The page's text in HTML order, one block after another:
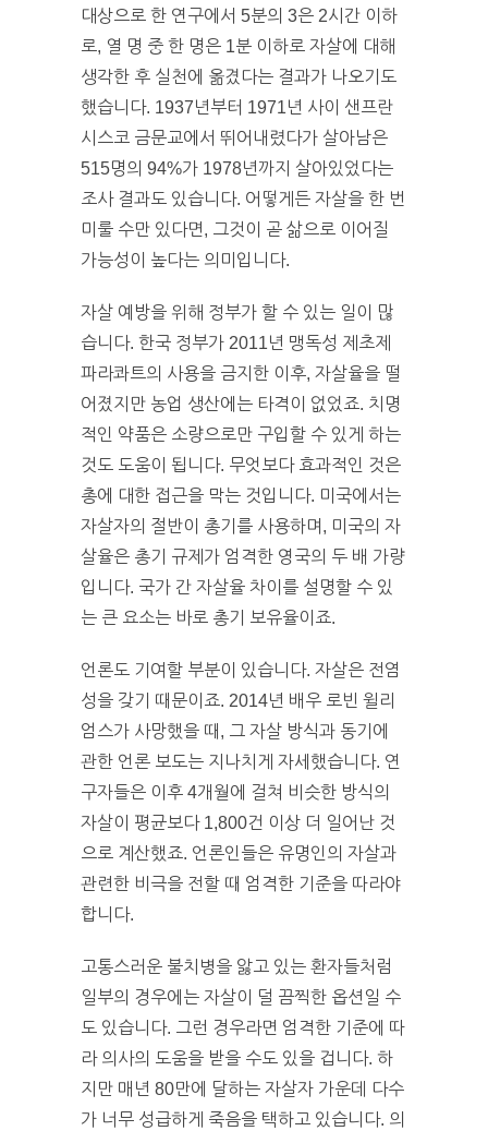
대상으로 한 연구에서 5분의 3은 2시간 이하
로, 열 명 중 한 명은 1분 이하로 자살에 대해
생각한 후 실천에 옮겼다는 결과가 나오기도
했습니다. 1937년부터 1971년 사이 샌프란
시스코 금문교에서 뛰어내렸다가 살아남은
515명의 94%가 1978년까지 살아있었다는
조사 결과도 있습니다. 어떻게든 자살을 한 번
미룰 수만 있다면, 그것이 곧 삶으로 이어질
가능성이 높다는 의미입니다.
자살 예방을 위해 정부가 할 수 있는 일이 많
습니다. 한국 정부가 2011년 맹독성 제초제
파라콰트의 사용을 금지한 이후, 자살율을 떨
어졌지만 농업 생산에는 타격이 없었죠. 치명
적인 약품은 소량으로만 구입할 수 있게 하는
것도 도움이 됩니다. 무엇보다 효과적인 것은
총에 대한 접근을 막는 것입니다. 미국에서는
자살자의 절반이 총기를 사용하며, 미국의 자
살율은 총기 규제가 엄격한 영국의 두 배 가량
입니다. 국가 간 자살율 차이를 설명할 수 있
는 큰 요소는 바로 총기 보유율이죠.
언론도 기여할 부분이 있습니다. 자살은 전염
성을 갖기 때문이죠. 2014년 배우 로빈 윌리
엄스가 사망했을 때, 그 자살 방식과 동기에
관한 언론 보도는 지나치게 자세했습니다. 연
구자들은 이후 4개월에 걸쳐 비슷한 방식의
자살이 평균보다 1,800건 이상 더 일어난 것
으로 계산했죠. 언론인들은 유명인의 자살과
관련한 비극을 전할 때 엄격한 기준을 따라야
합니다.
고통스러운 불치병을 앓고 있는 환자들처럼
일부의 경우에는 자살이 덜 끔찍한 옵션일 수
도 있습니다. 그런 경우라면 엄격한 기준에 따
라 의사의 도움을 받을 수도 있을 겁니다. 하
지만 매년 80만에 달하는 자살자 가운데 다수
가 너무 성급하게 죽음을 택하고 있습니다. 의